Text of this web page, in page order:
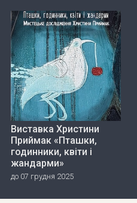
Виставка Христини
Приймак «Пташки,
годинники, квіти і
жандарми»
до 07 грудня 2025